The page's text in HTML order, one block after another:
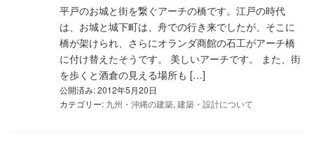
平戸のお城と街を繋ぐアーチの橋です。江戸の時代
は、お城と城下町は、舟での行き来でしたが、そこに
橋が架けられ、さらにオランダ商館の石工がアーチ橋
に付け替えたそうです。 美しいアーチです。 また、街
を歩くと酒倉の見える場所も […]
公開済み: 2012年5月20日
カテゴリー: 九州・沖縄の建築, 建築・設計について